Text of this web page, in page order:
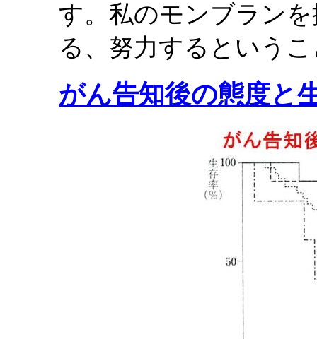
す。私のモンブラン
る、努力するという
がん告知後の態度と